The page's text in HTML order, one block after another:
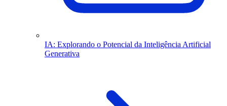
IA: Explorando o Potencial da Inteligência Artificial
Generativa